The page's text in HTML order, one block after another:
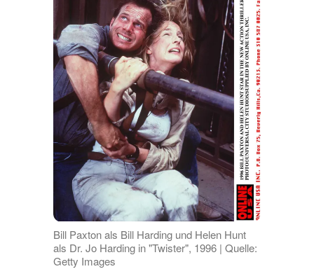
Bill Paxton als Bill Harding und Helen Hunt
als Dr. Jo Harding in "Twister", 1996 | Quelle:
Getty Images